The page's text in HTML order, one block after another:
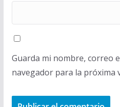
Guarda mi nombre, correo
navegador para la próxima